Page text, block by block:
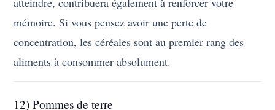
mémoire. Si vous pensez avoir une perte de
concentration, les céréales sont au premier rang des
aliments à consommer absolument.
12) Pommes de terre